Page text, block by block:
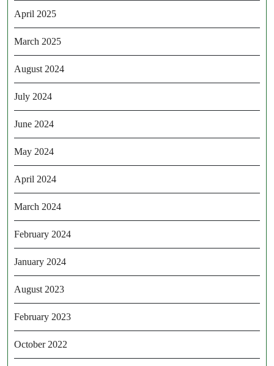
April 2025
March 2025
August 2024
July 2024
June 2024
May 2024
April 2024
March 2024
February 2024
January 2024
August 2023
February 2023
October 2022